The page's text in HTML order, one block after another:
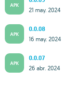
APK
21 may. 2024
APK
0.0.08
16 may. 2024
APK
0.0.07
26 abr. 2024